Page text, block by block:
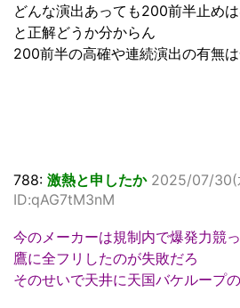
どんな演出あっても200前半止め
と正解どうか分からん
200前半の高確や連続演出の有無
788: 激熱と申したか 2025/07/30(
ID:qAG7tM3nM
今のメーカーは規制内で爆発力競
鷹に全フリしたのが失敗だろ
そのせいで天井に天国バケループ